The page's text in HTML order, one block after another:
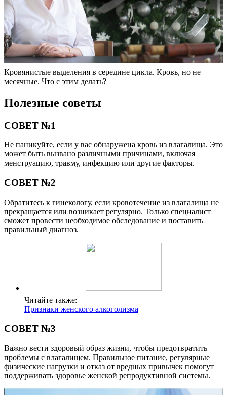
Кровянистые выделения в середине цикла. Кровь, но не
месячные. Что с этим делать?
Полезные советы
СОВЕТ №1
Не паникуйте, если у вас обнаружена кровь из влагалища. Это
может быть вызвано различными причинами, включая
менструацию, травму, инфекцию или другие факторы.
СОВЕТ №2
Обратитесь к гинекологу, если кровотечение из влагалища не
прекращается или возникает регулярно. Только специалист
сможет провести необходимое обследование и поставить
правильный диагноз.
Читайте также:
Признаки женского алкоголизма
СОВЕТ №3
Важно вести здоровый образ жизни, чтобы предотвратить
проблемы с влагалищем. Правильное питание, регулярные
физические нагрузки и отказ от вредных привычек помогут
поддерживать здоровье женской репродуктивной системы.